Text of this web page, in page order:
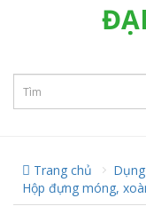
Trang chủ
Hộp đựng móng,